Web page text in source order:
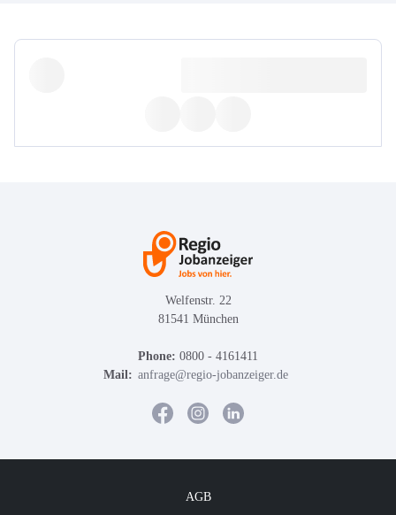
Welfenstr. 22
81541 München
Phone: 0800 - 4161411
Mail: anfrage@regio-jobanzeiger.de
AGB